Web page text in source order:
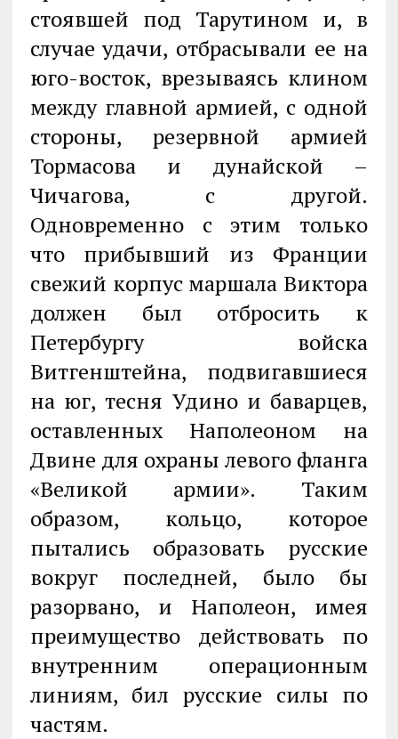
стоявшей под Тарутином и, в
случае удачи, отбрасывали ее на
юго-восток, врезываясь клином
между главной армией, с одной
стороны, резервной армией
Тормасова и дунайской –
Чичагова, с другой.
Одновременно с этим только
что прибывший из Франции
свежий корпус маршала Виктора
должен был отбросить к
Петербургу войска
Витгенштейна, подвигавшиеся
на юг, тесня Удино и баварцев,
оставленных Наполеоном на
Двине для охраны левого фланга
«Великой армии». Таким
образом, кольцо, которое
пытались образовать русские
вокруг последней, было бы
разорвано, и Наполеон, имея
преимущество действовать по
внутренним операционным
линиям, бил русские силы по
частям.